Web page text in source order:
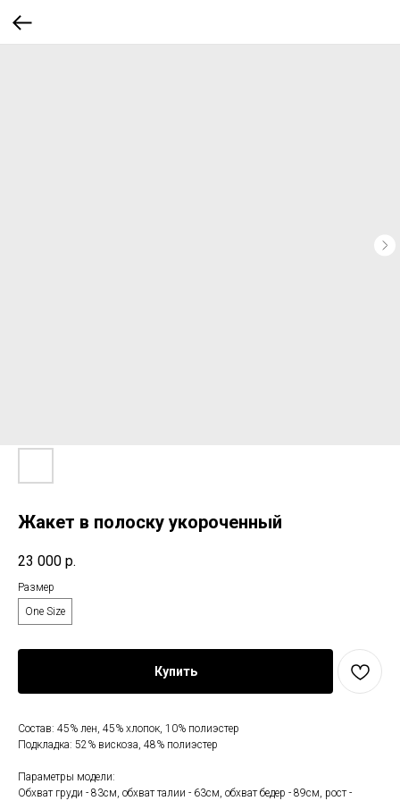
Жакет в полоску укороченный
23 000 р.
Размер
One Size
Купить
Состав: 45% лен, 45% хлопок, 10% полиэстер
Подкладка: 52% вискоза, 48% полиэстер
Параметры модели:
Обхват груди - 83см, обхват талии - 63см, обхват бедер - 89см, рост -